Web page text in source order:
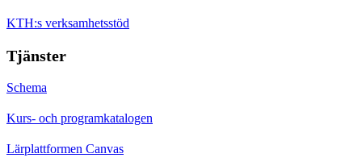
KTH:s verksamhetsstöd
Tjänster
Schema
Kurs- och programkatalogen
Lärplattformen Canvas